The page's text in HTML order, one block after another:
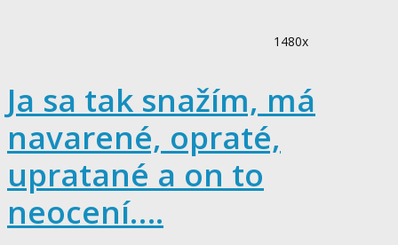
1480x
Ja sa tak snažím, má
navarené, opraté,
upratané a on to
neocení….